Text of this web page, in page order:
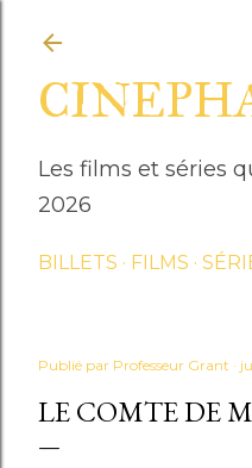
Les films et séries
2026
BILLETS FILMS
Publié par Professeur Grant
LE COMTE DE